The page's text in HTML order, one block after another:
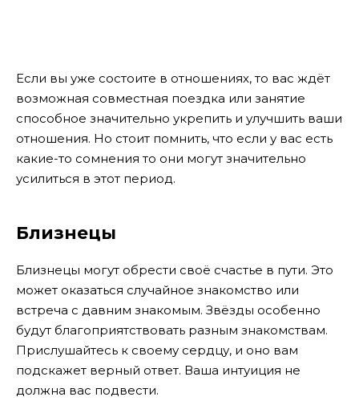
Если вы уже состоите в отношениях, то вас ждёт
возможная совместная поездка или занятие
способное значительно укрепить и улучшить ваши
отношения. Но стоит помнить, что если у вас есть
какие-то сомнения то они могут значительно
усилиться в этот период.
Близнецы
Близнецы могут обрести своё счастье в пути. Это
может оказаться случайное знакомство или
встреча с давним знакомым. Звёзды особенно
будут благоприятствовать разным знакомствам.
Прислушайтесь к своему сердцу, и оно вам
подскажет верный ответ. Ваша интуиция не
должна вас подвести.